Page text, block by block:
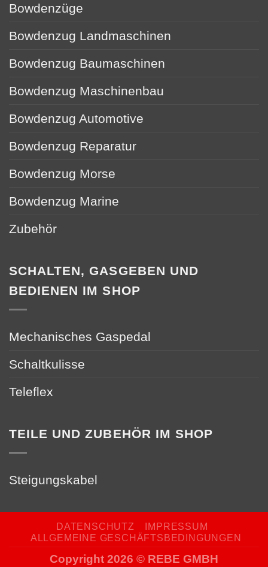
Bowdenzüge
Bowdenzug Landmaschinen
Bowdenzug Baumaschinen
Bowdenzug Maschinenbau
Bowdenzug Automotive
Bowdenzug Reparatur
Bowdenzug Morse
Bowdenzug Marine
Zubehör
SCHALTEN, GASGEBEN UND
BEDIENEN IM SHOP
Mechanisches Gaspedal
Schaltkulisse
Teleflex
TEILE UND ZUBEHÖR IM SHOP
Steigungskabel
DATENSCHUTZ
IMPRESSUM
ALLGEMEINE GESCHÄFTSBEDINGUNGEN
Copyright 2026 © REBE GMBH